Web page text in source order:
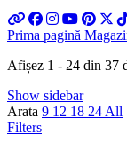
Prima pagină
Afișez 1 - 24 din 37
Show sidebar
Arata 9 12 18 24 All
Filters